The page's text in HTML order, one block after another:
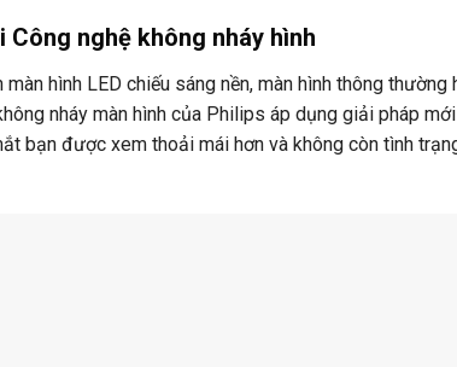
nghệ không nháy hình
hình LED chiếu sáng nền, màn hình thông thường
nháy màn hình của Philips áp dụng giải pháp
bạn được xem thoải mái hơn và không còn tình